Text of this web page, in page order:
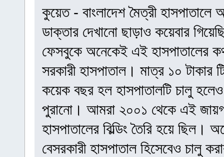
কুয়েত - বাংলাদেশ মৈত্রী
ডাক্তার দেখানো ছাড়াও কয়েবার
ফেসবুকে অনেকেই এই হাসপাতালের
সরকারী হাসপাতাল। মাত্র ১০ টাকার
কয়েক বছর হল হাসপাতালটি চালু
পুরানো। আমরা ২০০১ থেকে এই
হাসপাতালের বিল্ডিং তৈরি হয়ে
বেসরকারী হাসপাতাল হিসেবেও চালু